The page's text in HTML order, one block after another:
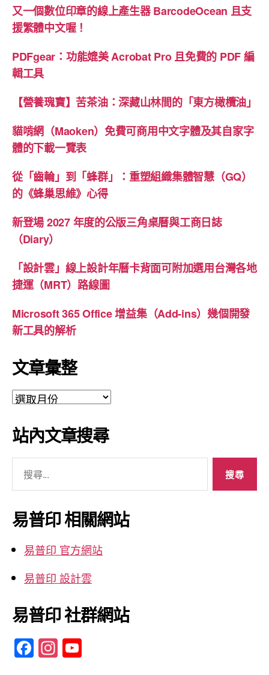
設
台”
又一個數位印章的線上產生器 BarcodeOcean 且支
援繁體中文喔！
PDFgear：功能媲美 Acrobat Pro 且免費的 PDF 編
輯工具
【營養瑰寶】苦茶油：深藏山林間的「東方橄欖油」
貓啃網（Maoken）免費可商用中文字體及其自家字
體的下載一覽表
從「齒輪」到「蜂群」：重塑組織集體智慧（GQ）
的《蜂巢思維》心得
新登場 2027 年度的公版三角桌曆與工商日誌
（Diary）
「設計雲」線上設計年曆卡背面可附加選用台灣各地
捷運（MRT）路線圖
Microsoft 365 Office 增益集（Add-ins）幾個開發
新工具的解析
文章彙整
文
彙
整
站內文章搜尋
關
鍵
字:
易普印 相關網站
易普印 官方網站
易普印 設計雲
易普印 社群網站
F In